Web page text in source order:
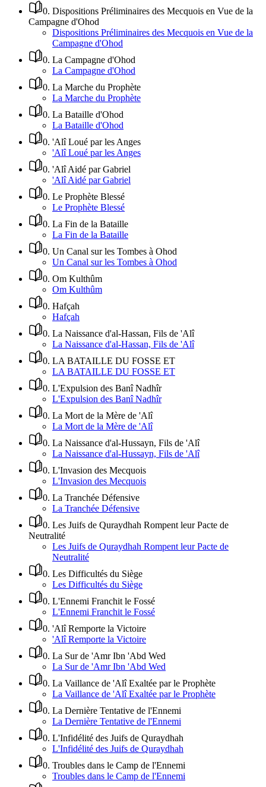
0. Dispositions Préliminaires des Mecquois en Vue de la
Campagne d'Ohod
Dispositions Préliminaires des Mecquois en Vue de la
Campagne d'Ohod
0. La Campagne d'Ohod
La Campagne d'Ohod
0. La Marche du Prophète
La Marche du Prophète
0. La Bataille d'Ohod
La Bataille d'Ohod
0. 'Alî Loué par les Anges
'Alî Loué par les Anges
0. 'Alî Aidé par Gabriel
'Alî Aidé par Gabriel
0. Le Prophète Blessé
Le Prophète Blessé
0. La Fin de la Bataille
La Fin de la Bataille
0. Un Canal sur les Tombes à Ohod
Un Canal sur les Tombes à Ohod
0. Om Kulthûm
Om Kulthûm
0. Hafçah
Hafçah
0. La Naissance d'al-Hassan, Fils de 'Alî
La Naissance d'al-Hassan, Fils de 'Alî
0. LA BATAILLE DU FOSSE ET
LA BATAILLE DU FOSSE ET
0. L'Expulsion des Banî Nadhîr
L'Expulsion des Banî Nadhîr
0. La Mort de la Mère de 'Alî
La Mort de la Mère de 'Alî
0. La Naissance d'al-Hussayn, Fils de 'Alî
La Naissance d'al-Hussayn, Fils de 'Alî
0. L'Invasion des Mecquois
L'Invasion des Mecquois
0. La Tranchée Défensive
La Tranchée Défensive
0. Les Juifs de Quraydhah Rompent leur Pacte de
Neutralité
Les Juifs de Quraydhah Rompent leur Pacte de
Neutralité
0. Les Difficultés du Siège
Les Difficultés du Siège
0. L'Ennemi Franchit le Fossé
L'Ennemi Franchit le Fossé
0. 'Alî Remporte la Victoire
'Alî Remporte la Victoire
0. La Sur de 'Amr Ibn 'Abd Wed
La Sur de 'Amr Ibn 'Abd Wed
0. La Vaillance de 'Alî Exaltée par le Prophète
La Vaillance de 'Alî Exaltée par le Prophète
0. La Dernière Tentative de l'Ennemi
La Dernière Tentative de l'Ennemi
0. L'Infidélité des Juifs de Quraydhah
L'Infidélité des Juifs de Quraydhah
0. Troubles dans le Camp de l'Ennemi
Troubles dans le Camp de l'Ennemi